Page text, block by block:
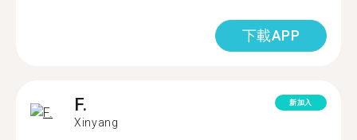
下載APP
F.
Xinyang
新加入